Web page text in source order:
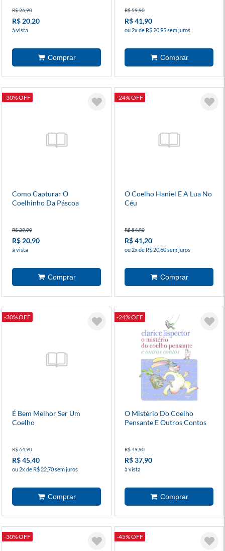
R$ 26,90
R$ 20,20
à vista
R$ 59,90
R$ 41,90
ou 2x de R$ 20,95 sem juros
-30% OFF
Como Capturar O
Coelhinho Da Páscoa
R$ 29,90
R$ 20,90
à vista
-24% OFF
O Coelho Haniel E A Lua No
Céu
R$ 54,90
R$ 41,20
ou 2x de R$ 20,60 sem juros
-30% OFF
É Bem Melhor Ser Um
Coelho
R$ 64,90
R$ 45,40
ou 2x de R$ 22,70 sem juros
-24% OFF
O Mistério Do Coelho
Pensante E Outros Contos
R$ 49,90
R$ 37,90
à vista
-30% OFF -45% OFF